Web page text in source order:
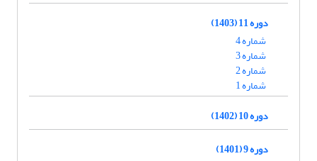
دوره 11 (1403)
شماره 4
شماره 3
شماره 2
شماره 1
دوره 10 (1402)
دوره 9 (1401)